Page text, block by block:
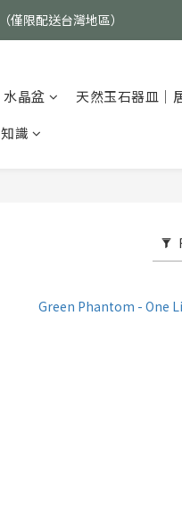
標｜高品水晶｜客製化商品除
僅限配送台灣地區）
水晶盆 天然玉石器皿｜
識